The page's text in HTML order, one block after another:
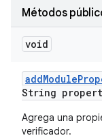
Métodos
void
addModule
String
Agrega una
verificador.